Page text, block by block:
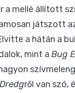
a mellé állított
játszott
a hátán a
mint a Bug
Dredgről van szó,